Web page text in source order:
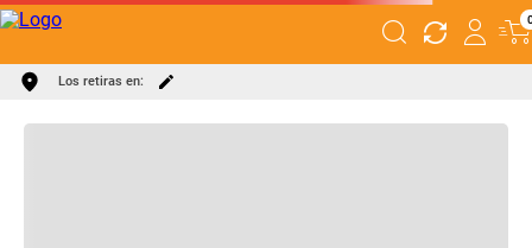
Los retiras en:
ESPECIFICACIONES